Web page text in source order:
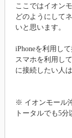
ここではイオン
どのようにして
いと思います。
iPhoneを利用し
スマホを利用し
に接続したい人
※ イオンモール
トータルでも5